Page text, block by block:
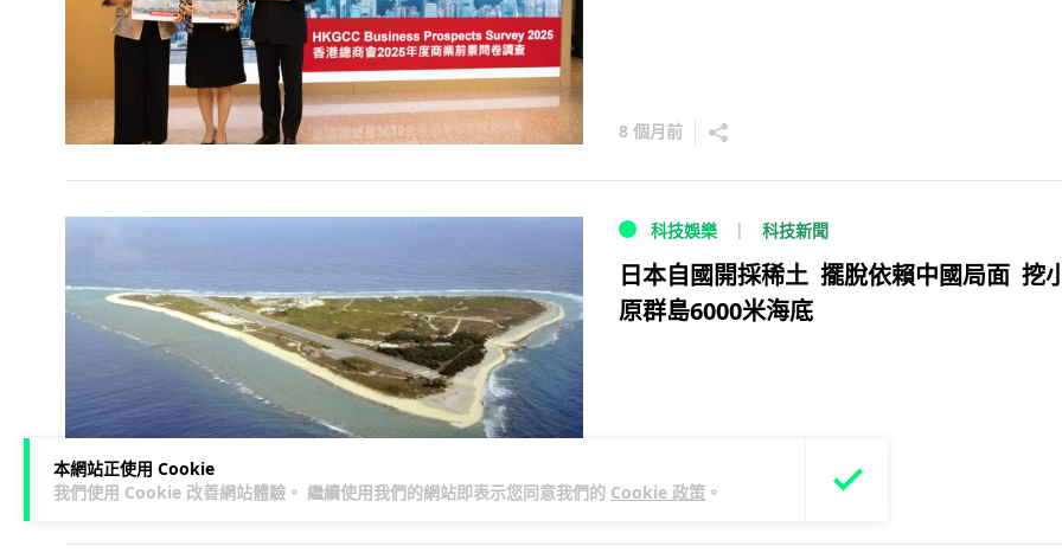
本網站正使用 Cookie
我們使用 Cookie 改善網站體驗。 繼續使用我們的網站即表示您同意我們的 Cookie 政策 。
8 個月前
科技娛樂 科技新聞
日本自國開採稀土 擺脫依賴中國局面 挖
原群島6000米海底
4 年前